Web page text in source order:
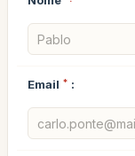
Email * :